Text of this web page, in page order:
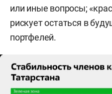
или иные вопросы;
рискует остаться в
портфелей.